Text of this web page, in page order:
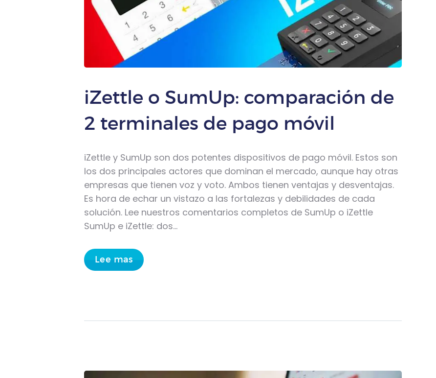
iZettle o SumUp: comparación de
2 terminales de pago móvil
iZettle y SumUp son dos potentes dispositivos de pago móvil. Estos son
los dos principales actores que dominan el mercado, aunque hay otras
empresas que tienen voz y voto. Ambos tienen ventajas y desventajas.
Es hora de echar un vistazo a las fortalezas y debilidades de cada
solución. Lee nuestros comentarios completos de SumUp o iZettle
SumUp e iZettle: dos…
Lee mas